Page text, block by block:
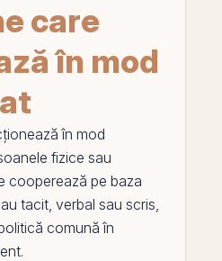
care
în mod
în mod
fizice sau
cooperează pe baza
tacit, verbal sau scris,
comună în
.